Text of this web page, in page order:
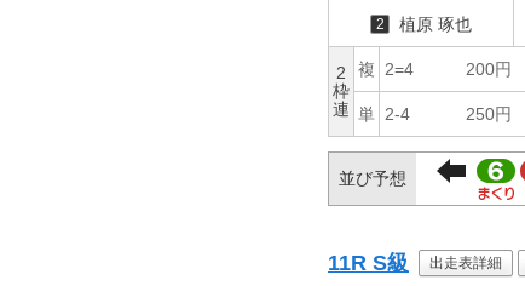
2 植原 琢也
2
枠
連
複 2=4 200円
単 2-4 250円
並び予想
11R S級 出走表詳細